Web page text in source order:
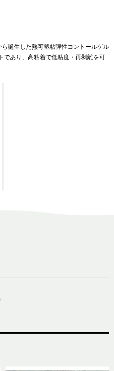
誕生した熱可塑粘弾性コントールゲル
であり、高粘着で低粘度・再剥離を可